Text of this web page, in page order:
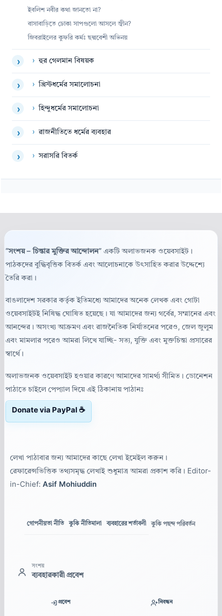
ইবলিশ নবীর কথা জানতো না?
বাসাবাড়িতে ঢোকা সাপগুলো আসলে জ্বীন?
জিবরাইলের কুফরি কর্মঃ ছদ্মবেশী অভিনয়
› › হুর গেলমান বিষয়ক
› › খ্রিস্টধর্মের সমালোচনা
› › হিন্দুধর্মের সমালোচনা
› › রাজনীতিতে ধর্মের ব্যবহার
› › সরাসরি বিতর্ক
“সংশয় – চিন্তার মুক্তির আন্দোলন” একটি অলাভজনক ওয়েবসাইট।
পাঠকদের বুদ্ধিবৃত্তিক বিতর্ক এবং আলোচনাকে উৎসাহিত করার উদ্দেশ্যে
তৈরি করা।
বাঙলাদেশ সরকার কর্তৃক ইতিমধ্যে আমাদের অনেক লেখক এবং গোটা
ওয়েবসাইটই নিষিদ্ধ ঘোষিত হয়েছে। যা আমাদের জন্য গর্বের, সম্মানের এবং
আনন্দের। অসংখ্য আক্রমণ এবং রাজনৈতিক নির্যাতনের পরেও, জেল জুলুম
এবং মামলার পরেও আমরা লিখে যাচ্ছি- সত্য, যুক্তি এবং মুক্তচিন্তা প্রসারের
স্বার্থে।
অলাভজনক ওয়েবসাইট হওয়ার কারণে আমাদের সামর্থ্য সীমিত। ডোনেশন
পাঠাতে চাইলে পেপ্যাল দিয়ে এই ঠিকানায় পাঠানঃ
Donate via PayPal ☕
লেখা পাঠাবার জন্য আমাদের কাছে লেখা ইমেইল করুন।
রেফারেন্সভিত্তিক তথ্যসমৃদ্ধ লেখাই শুধুমাত্র আমরা প্রকাশ করি। Editor-
in-Chief: Asif Mohiuddin
গোপনীয়তা নীতি কুকি নীতিমালা ব্যবহারের শর্তাবলী কুকি পছন্দ পরিবর্তন
সংশয়
ব্যবহারকারী প্রবেশ
প্রবেশ নিবন্ধন